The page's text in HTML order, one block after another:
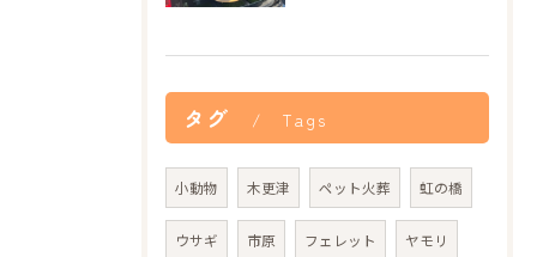
タグ Tags
小動物 木更津 ペット火葬 虹の橋
ウサギ 市原 フェレット ヤモリ